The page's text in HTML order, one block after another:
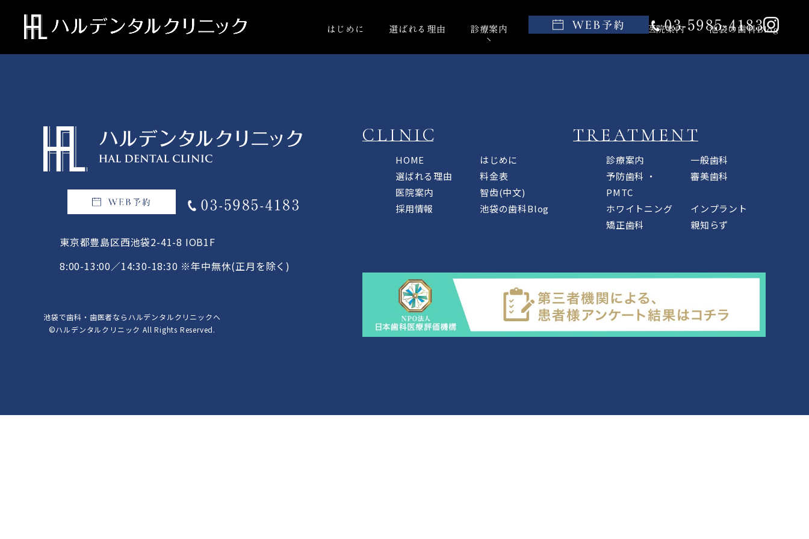
はじめに 選ばれる理由 診療案内 親知らず 料金表 医院案内 池袋の歯科Blog
東京都豊島区西池袋2-41-8 IOB1F
8:00-13:00／14:30-18:30 ※年中無休(正月を除く)
CLINIC
HOME
はじめに
選ばれる理由
料金表
医院案内
智齿(中文)
採用情報
池袋の歯科Blog
TREATMENT
診療案内
一般歯科
予防歯科 ・
PMTC
審美歯科
ホワイトニング
インプラント
矯正歯科
親知らず
池袋で歯科・歯医者ならハルデンタルクリニックへ
©ハルデンタルクリニック All Rights Reserved.